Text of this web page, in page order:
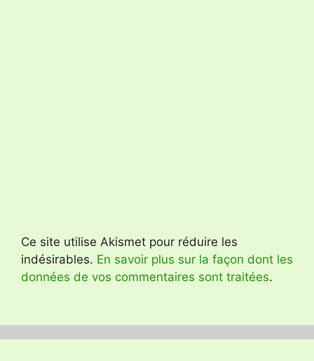
Ce site utilise Akismet pour réduire les
indésirables. En savoir plus sur la façon dont les
données de vos commentaires sont traitées.